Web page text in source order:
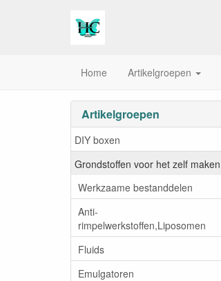
Home Artikelgroepen
Artikelgroepen
DIY boxen
Grondstoffen voor het zelf maken
Werkzaame bestanddelen
Anti-
rimpelwerkstoffen,Liposomen
Fluids
Emulgatoren